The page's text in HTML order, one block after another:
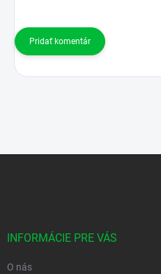
Pridať komentár
INFORMÁCIE PRE VÁS
O nás